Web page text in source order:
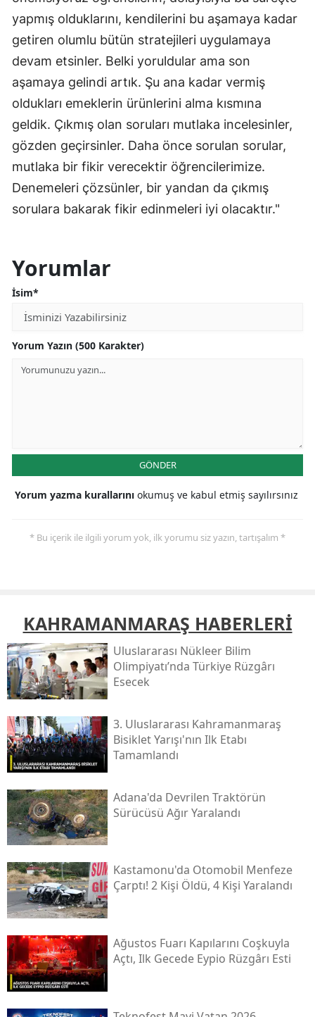
yapmış olduklarını, kendilerini bu aşamaya kadar
getiren olumlu bütün stratejileri uygulamaya
devam etsinler. Belki yoruldular ama son
aşamaya gelindi artık. Şu ana kadar vermiş
oldukları emeklerin ürünlerini alma kısmına
geldik. Çıkmış olan soruları mutlaka incelesinler,
gözden geçirsinler. Daha önce sorulan sorular,
mutlaka bir fikir verecektir öğrencilerimize.
Denemeleri çözsünler, bir yandan da çıkmış
sorulara bakarak fikir edinmeleri iyi olacaktır."
Yorumlar
İsim*
Yorum Yazın (500 Karakter)
GÖNDER
Yorum yazma kurallarını okumuş ve kabul etmiş sayılırsınız
* Bu içerik ile ilgili yorum yok, ilk yorumu siz yazın, tartışalım *
KAHRAMANMARAŞ HABERLERİ
Uluslararası Nükleer Bilim
Olimpiyatı’nda Türkiye Rüzgârı
Esecek
3. Uluslararası Kahramanmaraş
Bisiklet Yarışı'nın Ilk Etabı
Tamamlandı
Adana'da Devrilen Traktörün
Sürücüsü Ağır Yaralandı
Kastamonu'da Otomobil Menfeze
Çarptı! 2 Kişi Öldü, 4 Kişi Yaralandı
Ağustos Fuarı Kapılarını Coşkuyla
Açtı, Ilk Gecede Eypio Rüzgârı Esti